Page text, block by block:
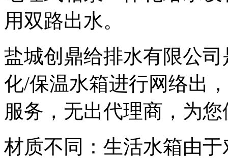
用双路出水。
盐城创鼎给排水有限公
化/保温水箱进行网络出
服务，无出代理商，为
材质不同：生活水箱由